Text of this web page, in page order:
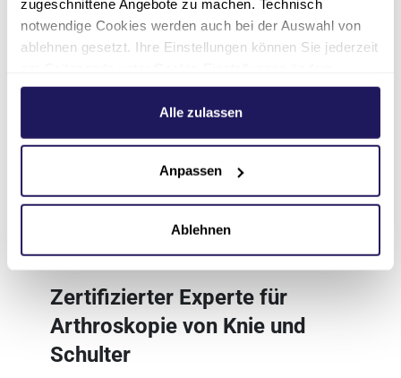
zugeschnittene Angebote zu machen. Technisch
notwendige Cookies werden auch bei der Auswahl von
ablehnen gesetzt. Ihre Einstellungen können Sie jederzeit
Weitere Informationen hierzu finden Sie in unserer
.Alle zulassen
Anpassen
Ablehnen
Das Endoprothetikzentrum des Evangelischen
Waldkrankenhauses Spandau ist als
Endoprothetikzentrum der Maximalversorgung
Gelenke auf höchstem Sicherheitsniveau und
nach neuesten medizinischen Standards
durchgeführt werden.
Mehr dazu: ClarCert
Zertifizierter Experte für
Arthroskopie von Knie und
Schulter